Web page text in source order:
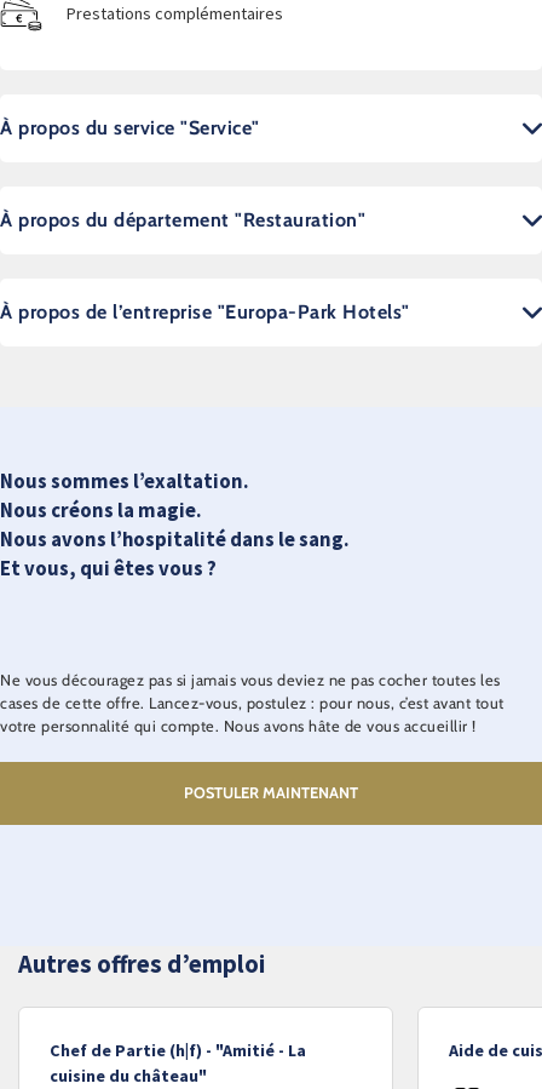
Prestations complémentaires
À propos du service "Service"
À propos du département "Restauration"
À propos de l’entreprise "Europa-Park Hotels"
Nous sommes l’exaltation.
Nous créons la magie.
Nous avons l’hospitalité dans le sang.
Et vous, qui êtes vous ?
Ne vous découragez pas si jamais vous deviez ne pas cocher toutes les
cases de cette offre. Lancez-vous, postulez : pour nous, c’est avant tout
votre personnalité qui compte. Nous avons hâte de vous accueillir !
POSTULER MAINTENANT
Autres offres d’emploi
Chef de Partie (h|f) - "Amitié - La
cuisine du château"
Aide de